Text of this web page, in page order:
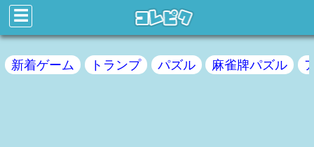
☰
新着ゲーム トランプ パズル 麻雀牌パズル